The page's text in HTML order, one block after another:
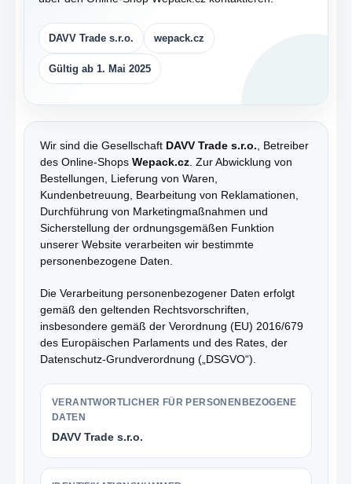
DAVV Trade s.r.o. wepack.cz
Gültig ab 1. Mai 2025
Wir sind die Gesellschaft DAVV Trade s.r.o. , Betreiber
des Online-Shops Wepack.cz . Zur Abwicklung von
Bestellungen, Lieferung von Waren,
Kundenbetreuung, Bearbeitung von Reklamationen,
Durchführung von Marketingmaßnahmen und
Sicherstellung der ordnungsgemäßen Funktion
unserer Website verarbeiten wir bestimmte
personenbezogene Daten.
Die Verarbeitung personenbezogener Daten erfolgt
gemäß den geltenden Rechtsvorschriften,
insbesondere gemäß der Verordnung (EU) 2016/679
des Europäischen Parlaments und des Rates, der
Datenschutz-Grundverordnung („DSGVO“).
VERANTWORTLICHER FÜR PERSONENBEZOGENE
DATEN
DAVV Trade s.r.o.